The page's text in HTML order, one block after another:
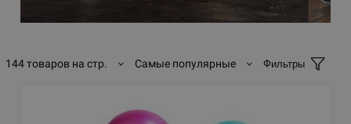
144 товаров на стр. Самые популярные Фильтры